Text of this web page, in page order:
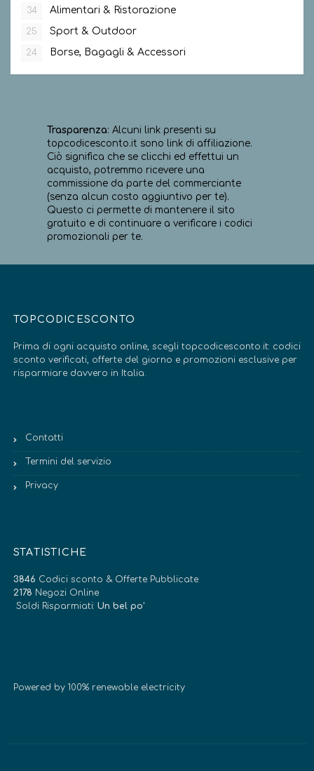
34 Alimentari & Ristorazione
25 Sport & Outdoor
24 Borse, Bagagli & Accessori
Trasparenza: Alcuni link presenti su
topcodicesconto.it sono link di affiliazione.
Ciò significa che se clicchi ed effettui un
acquisto, potremmo ricevere una
commissione da parte del commerciante
(senza alcun costo aggiuntivo per te).
Questo ci permette di mantenere il sito
gratuito e di continuare a verificare i codici
promozionali per te.
TOPCODICESCONTO
Prima di ogni acquisto online, scegli topcodicesconto.it: codici
sconto verificati, offerte del giorno e promozioni esclusive per
risparmiare davvero in Italia.
Contatti
Termini del servizio
Privacy
STATISTICHE
3846 Codici sconto & Offerte Pubblicate
2178 Negozi Online
Soldi Risparmiati: Un bel po’
Powered by 100% renewable electricity